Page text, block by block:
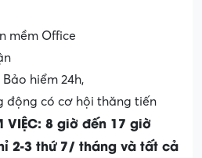
mềm Office
hiểm 24h,
động có cơ hội thăng tiến
VIỆC: 8 giờ đến 17 giờ
2-3 thứ 7/ tháng và tất cả